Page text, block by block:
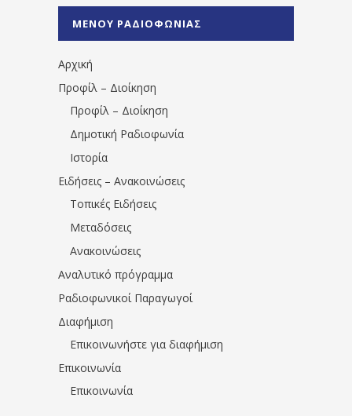
1531194763766854/" artist="" ]
ΜΕΝΟΥ ΡΑΔΙΟΦΩΝΙΑΣ
Αρχική
Προφίλ – Διοίκηση
Προφίλ – Διοίκηση
Δημοτική Ραδιοφωνία
Ιστορία
Ειδήσεις – Ανακοινώσεις
Τοπικές Ειδήσεις
Μεταδόσεις
Ανακοινώσεις
Αναλυτικό πρόγραμμα
Ραδιοφωνικοί Παραγωγοί
Διαφήμιση
Επικοινωνήστε για διαφήμιση
Επικοινωνία
Επικοινωνία